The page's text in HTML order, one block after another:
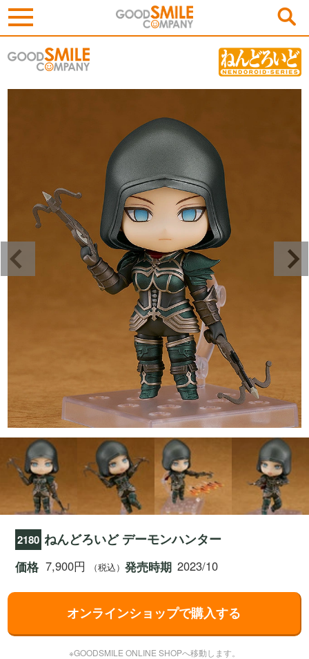
2180 ねんどろいど デーモンハンター
価格 7,900円 （税込） 発売時期 2023/10
オンラインショップで購入する
※GOODSMILE ONLINE SHOPへ移動します。